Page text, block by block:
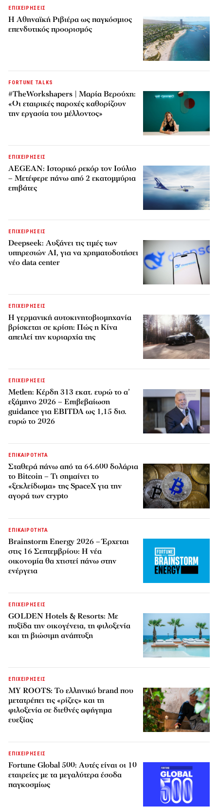
ΕΠΙΧΕΙΡΗΣΕΙΣ
Η Αθηναϊκή Ριβιέρα ως παγκόσμιος
επενδυτικός προορισμός
FORTUNE TALKS
#TheWorkshapers | Μαρία Βερούχη:
«Οι εταιρικές παροχές καθορίζουν
την εργασία του μέλλοντος»
ΕΠΙΧΕΙΡΗΣΕΙΣ
AEGEAN: Ιστορικό ρεκόρ τον Ιούλιο
– Μετέφερε πάνω από 2 εκατομμύρια
επιβάτες
ΕΠΙΧΕΙΡΗΣΕΙΣ
Deepseek: Αυξάνει τις τιμές των
υπηρεσιών AI, για να χρηματοδοτήσει
νέο data center
ΕΠΙΧΕΙΡΗΣΕΙΣ
Η γερμανική αυτοκινητοβιομηχανία
βρίσκεται σε κρίση: Πώς η Κίνα
απειλεί την κυριαρχία της
ΕΠΙΧΕΙΡΗΣΕΙΣ
Metlen: Κέρδη 313 εκατ. ευρώ το α’
εξάμηνο 2026 – Επιβεβαίωση
guidance για EBITDA ως 1,15 δισ.
ευρώ το 2026
ΕΠΙΚΑΙΡΟΤΗΤΑ
Σταθερά πάνω από τα 64.600 δολάρια
το Bitcoin – Τι σημαίνει το
«ξεκλείδωμα» της SpaceX για την
αγορά των crypto
ΕΠΙΚΑΙΡΟΤΗΤΑ
Brainstorm Energy 2026 – Έρχεται
στις 16 Σεπτεμβρίου: Η νέα
οικονομία θα χτιστεί πάνω στην
ενέργεια
ΕΠΙΧΕΙΡΗΣΕΙΣ
GOLDEN Hotels & Resorts: Με
πυξίδα την οικογένεια, τη φιλοξενία
και τη βιώσιμη ανάπτυξη
ΕΠΙΧΕΙΡΗΣΕΙΣ
MY ROOTS: Το ελληνικό brand που
μετατρέπει τις «ρίζες» και τη
φιλοξενία σε διεθνές αφήγημα
ευεξίας
ΕΠΙΧΕΙΡΗΣΕΙΣ
Fortune Global 500: Αυτές είναι οι 10
εταιρείες με τα μεγαλύτερα έσοδα
παγκοσμίως